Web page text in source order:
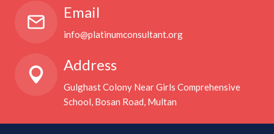
Email
info@platinumconsultant.org
Address
Gulghast Colony Near Girls Comprehensive
School, Bosan Road, Multan